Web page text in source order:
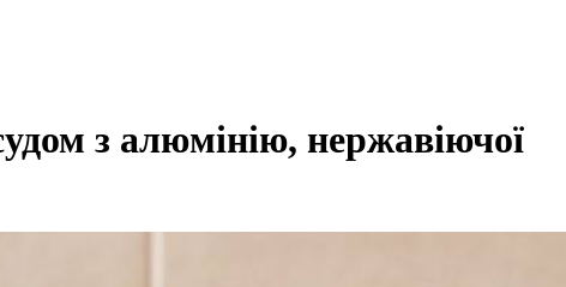
з алюмінію, нержавіючої